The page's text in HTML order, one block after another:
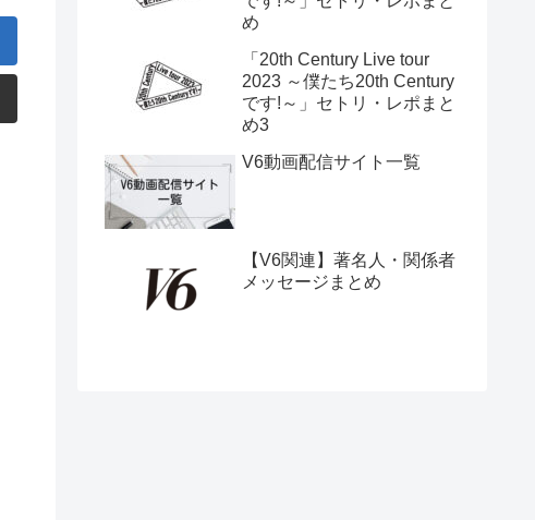
め
「20th Century Live tour
2023 ～僕たち20th Century
です!～」セトリ・レポまと
め3
V6動画配信サイト一覧
【V6関連】著名人・関係者
メッセージまとめ